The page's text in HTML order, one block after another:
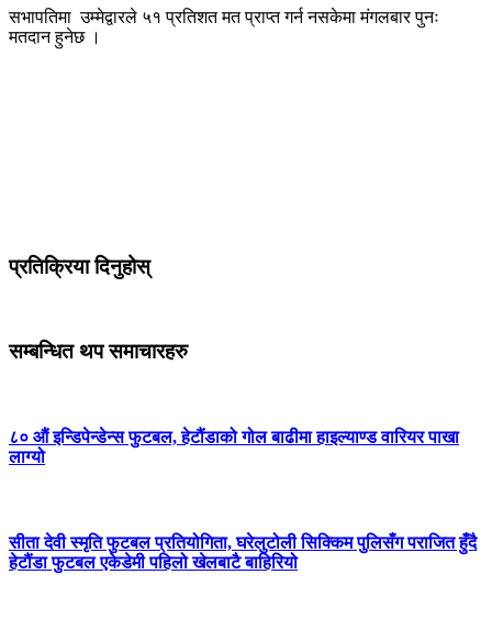
सभापतिमा उम्मेद्वारले ५१ प्रतिशत मत प्राप्त गर्न नसकेमा मंगलबार पुनः
मतदान हुनेछ ।
प्रतिक्रिया दिनुहोस्
सम्बन्धित थप समाचारहरु
८० औं इन्डिपेन्डेन्स फुटबल, हेटौंडाको गोल बाढीमा हाइल्याण्ड वारियर पाखा
लाग्यो
सीता देवी स्मृति फुटबल प्रतियोगिता, घरेलुटोली सिक्किम पुलिसँग पराजित हुँदै
हेटौंडा फुटबल एकेडेमी पहिलो खेलबाटै बाहिरियो